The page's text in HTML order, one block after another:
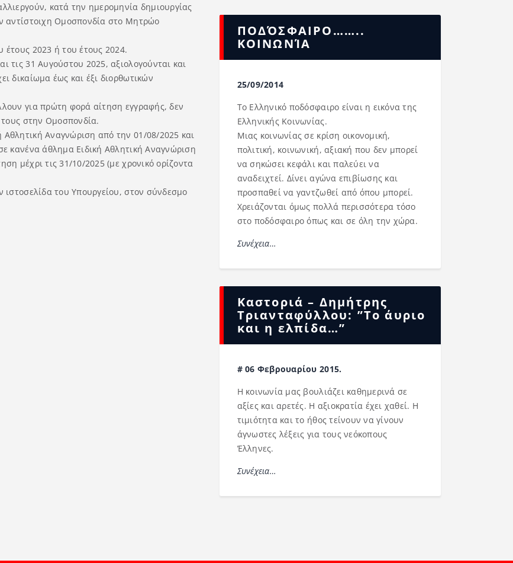
κατά την ημερομηνία δημιουργίας
αντίστοιχη Ομοσπονδία στο Μητρώο
έτους 2023 ή του έτους 2024.
τις 31 Αυγούστου 2025, αξιολογούνται και
δικαίωμα έως και έξι διορθωτικών
για πρώτη φορά αίτηση εγγραφής, δεν
τους στην Ομοσπονδία.
Αναγνώριση από την 01/08/2025 και
κανένα άθλημα Ειδική Αθλητική Αναγνώριση
μέχρι τις 31/10/2025 (με χρονικό ορίζοντα
ιστοσελίδα του Υπουργείου, στον σύνδεσμο
ΠΟΔΌΣΦΑΙΡΟ……..
ΚΟΙΝΩΝΊΑ
25/09/2014
Το Ελληνικό ποδόσφαιρο είναι η εικόνα της
Ελληνικής Κοινωνίας.
Μιας κοινωνίας σε κρίση οικονομική,
πολιτική, κοινωνική, αξιακή που δεν μπορεί
να σηκώσει κεφάλι και παλεύει να
αναδειχτεί. Δίνει αγώνα επιβίωσης και
προσπαθεί να γαντζωθεί από όπου μπορεί.
Χρειάζονται όμως πολλά περισσότερα τόσο
στο ποδόσφαιρο όπως και σε όλη την χώρα.
Συνέχεια…
Καστοριά – Δημήτρης
Τριανταφύλλου: ”Το άυριο
και η ελπίδα…”
# 06 Φεβρουαρίου 2015.
Η κοινωνία μας βουλιάζει καθημερινά σε
αξίες και αρετές. Η αξιοκρατία έχει χαθεί. Η
τιμιότητα και το ήθος τείνουν να γίνουν
άγνωστες λέξεις για τους νεόκοπους
Έλληνες.
Συνέχεια…